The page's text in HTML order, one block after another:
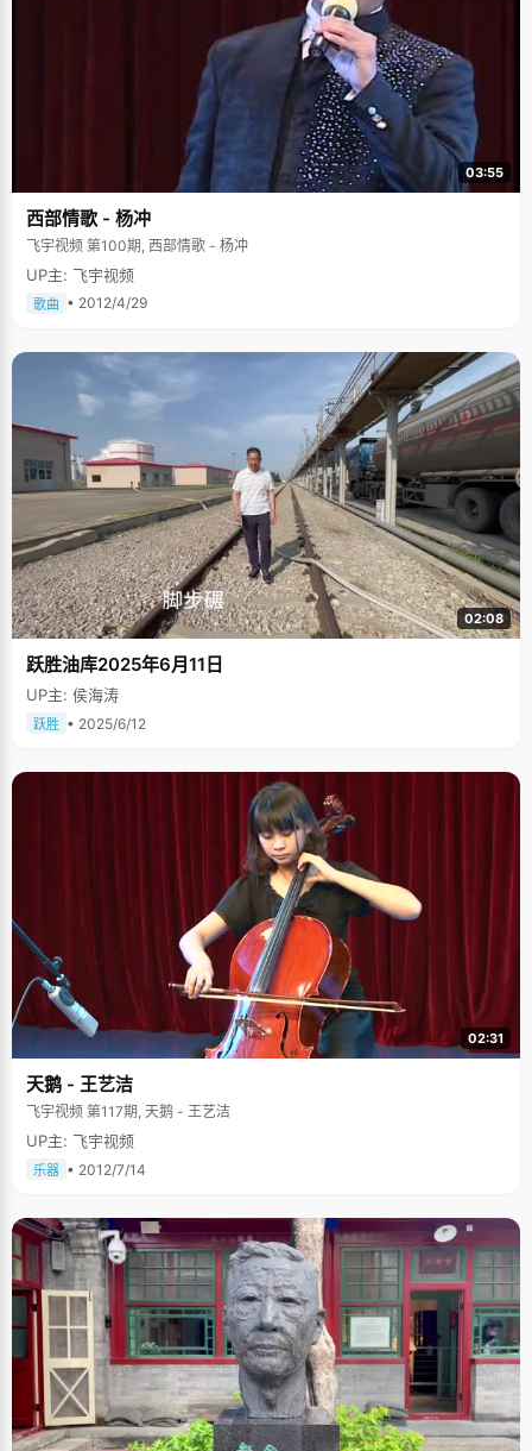
03:55
西部情歌 - 杨冲
飞宇视频 第100期, 西部情歌 - 杨冲
UP主: 飞宇视频
歌曲 • 2012/4/29
02:08
跃胜油库2025年6月11日
UP主: 侯海涛
跃胜 • 2025/6/12
02:31
天鹅 - 王艺洁
飞宇视频 第117期, 天鹅 - 王艺洁
UP主: 飞宇视频
乐器 • 2012/7/14